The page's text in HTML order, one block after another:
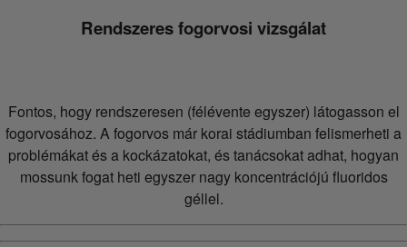
Rendszeres fogorvosi vizsgálat
Fontos, hogy rendszeresen (félévente egyszer) látogasson el
fogorvosához. A fogorvos már korai stádiumban felismerheti a
problémákat és a kockázatokat, és tanácsokat adhat, hogyan
mossunk fogat heti egyszer nagy koncentrációjú fluoridos
géllel.